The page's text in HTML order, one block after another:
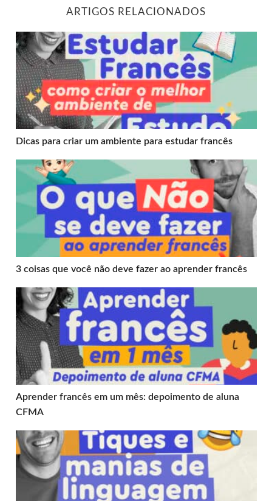
ARTIGOS RELACIONADOS
Dicas para criar um ambiente para estudar francês
Dicas para criar um ambiente para estudar francês
3 coisas que você não deve fazer ao aprender francês
3 coisas que você não deve fazer ao aprender francês
Aprender francês em um mês: depoimento de aluna
Aprender francês em um mês: depoimento de aluna
CFMA
Tiques e manias de linguagem em francês